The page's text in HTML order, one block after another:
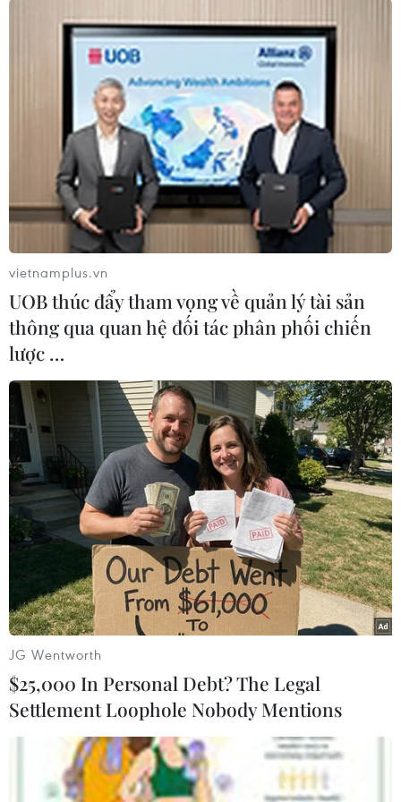
(Nhấp chuột để xem kích thước chuẩn)
(Vietnam+)
#Thông tư số 127 #HNX
#Trung tâm Lưu ký
#giao dịch phái sinh
#Khối lượng mở TP. Hà Nội
Theo dõi VietnamPlus
TIN LIÊN QUAN
vietnamplus.vn
UOB thúc đẩy tham vọng về quản lý tài sản
thông qua quan hệ đối tác phân phối chiến
lược …
JG Wentworth
$25,000 In Personal Debt? The Legal
Settlement Loophole Nobody Mentions